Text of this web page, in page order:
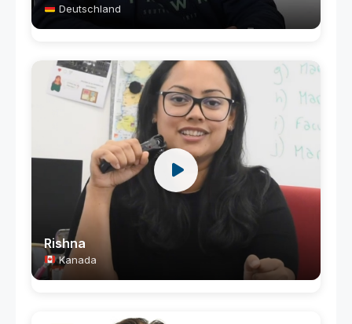
Deutschland
Rishna
Kanada